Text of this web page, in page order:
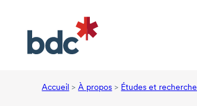
Accueil > À propos > Études et recherche